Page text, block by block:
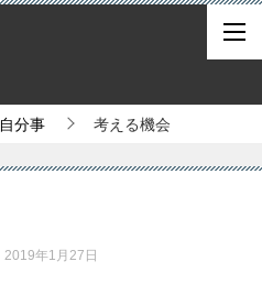
自分事 考える機会
2019年1月27日